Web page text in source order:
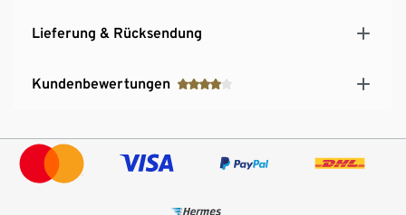
Lieferung & Rücksendung
Kundenbewertungen